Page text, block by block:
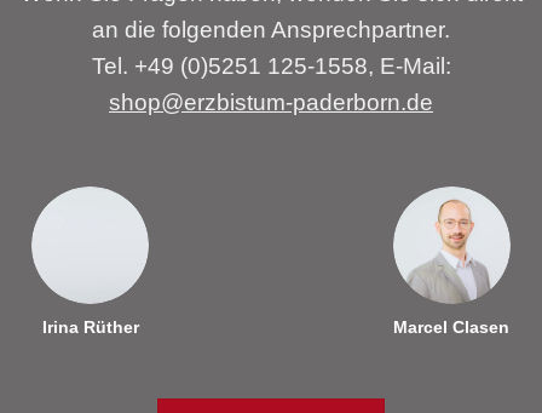
an die folgenden Ansprechpartner.
Tel. +49 (0)5251 125-1558, E-Mail:
shop@erzbistum-paderborn.de
Irina Rüther Marcel Clasen